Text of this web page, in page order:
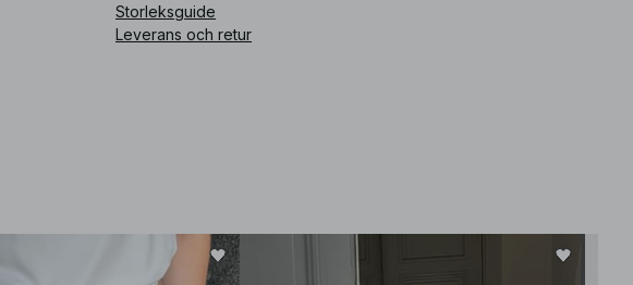
Storleksguide
Leverans och retur